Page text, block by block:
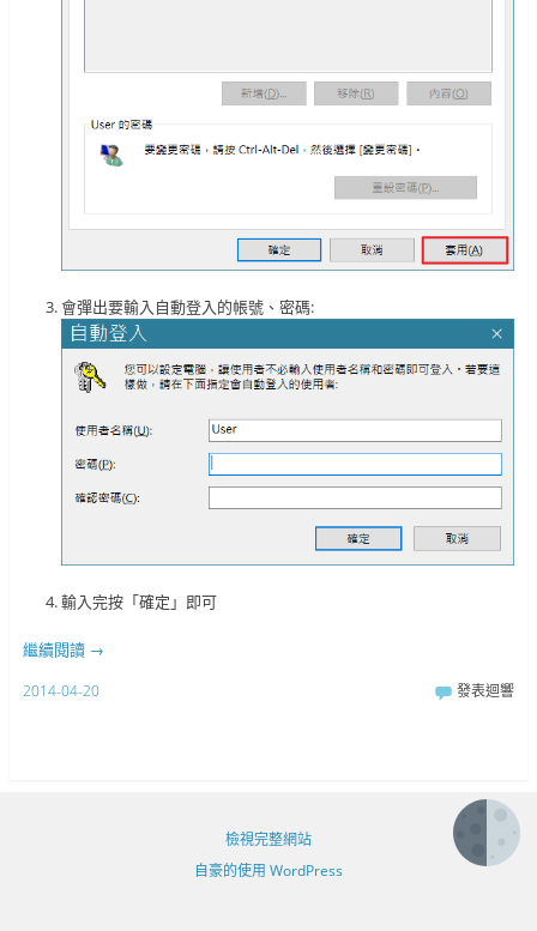
會彈出要輸入自動登入的帳號、密碼:
輸入完按「確定」即可
繼續閱讀 →
2014-04-20 發表迴響
檢視完整網站
自豪的使用 WordPress